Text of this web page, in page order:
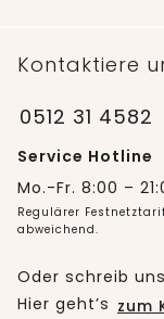
Kontaktiere
0512 31 4582
Service Hotline
Mo.-Fr. 8:00 –
Regulärer
abweichend.
Oder schreib
Hier geht’s zum